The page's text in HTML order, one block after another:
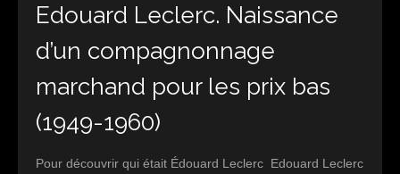
Edouard Leclerc. Naissance
d’un compagnonnage
marchand pour les prix bas
(1949-1960)
Pour découvrir qui était Édouard Leclerc Edouard Leclerc